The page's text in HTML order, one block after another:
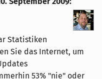
Statistiken
Sie das Internet, um
53% "nie" oder